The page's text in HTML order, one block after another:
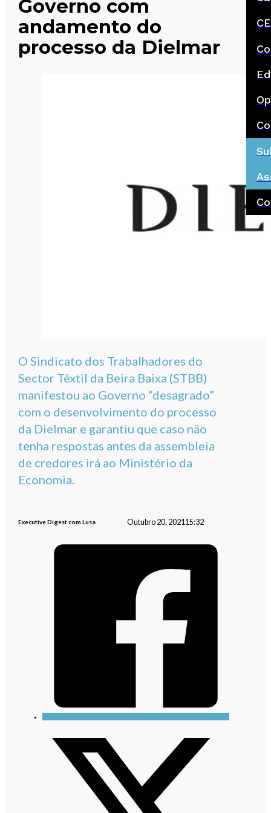
Governo com
andamento do
processo da Dielmar
O Sindicato dos Trabalhadores do
Sector Têxtil da Beira Baixa (STBB)
manifestou ao Governo “desagrado”
com o desenvolvimento do processo
da Dielmar e garantiu que caso não
tenha respostas antes da assembleia
de credores irá ao Ministério da
Economia.
Executive Digest com Lusa Outubro 20, 2021 15:32